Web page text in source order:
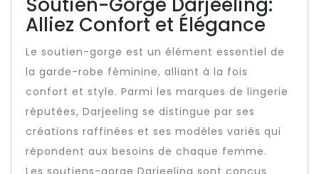
Alliez Confort et Élégance
Le soutien-gorge est un élément essentiel de
la garde-robe féminine, alliant à la fois
confort et style. Parmi les marques de lingerie
réputées, Darjeeling se distingue par ses
créations raffinées et ses modèles variés qui
répondent aux besoins de chaque femme.
Les soutiens-gorge Darjeeling sont conçus